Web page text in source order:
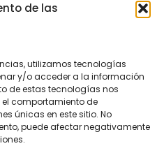
de las
utilizamos tecnologías
y/o acceder a la información
de estas tecnologías nos
comportamiento de
únicas en este sitio. No
puede afectar negativamente
comunicacio@actel.es